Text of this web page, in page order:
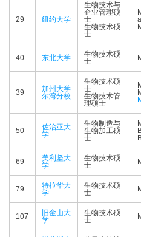
29 纽约大学
生物技术与
企业管理硕
士
生物技术硕
士
40 东北大学
生物技术硕
士
39
加州大学
尔湾分校
生物技术硕
士
生物技术管
理硕士
50
佐治亚大
学
生物制造与
生物加工硕
士
69
美利坚大
学
生物技术硕
士
79
特拉华大
学
生物技术硕
士
107
旧金山大
学
生物技术硕
士